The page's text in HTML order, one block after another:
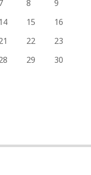
8
9
14 15
16
22
23
29
30